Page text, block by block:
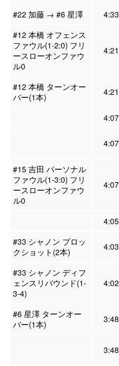
#22 加藤 → #6 星澤
4:33
#12 本橋 オフェンス
ファウル(1-2:0) フリ
ースローオンファウ
ル0
4:21
#12 本橋 ターンオー
バー(1本)
4:21
4:07
4:07
#15 吉田 パーソナル
ファウル(1-3:0) フリ
ースローオンファウ
ル0
4:07
4:05
#33 シャノン ブロッ
クショット(2本)
4:03
#33 シャノン ディフ
ェンスリバウンド(1-
3-4)
4:02
#6 星澤 ターンオー
バー(1本)
3:48
3:48